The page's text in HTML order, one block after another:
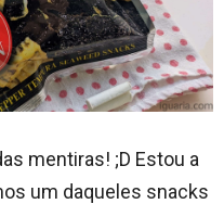
mentiras! ;D Estou a
um daqueles snacks